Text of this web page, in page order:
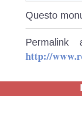
Questo
http://